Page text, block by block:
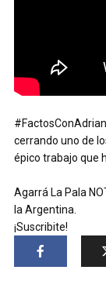
cerrando uno de
épico trabajo que
Agarrá La Pala
la Argentina.
¡Suscribite!